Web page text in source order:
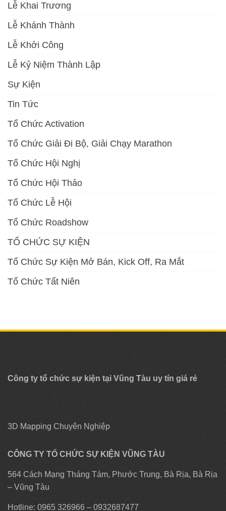
Lễ Khai Trương
Lễ Khánh Thành
Lễ Khởi Công
Lễ Kỷ Niệm Thành Lập
Sự Kiện
Tin Tức
Tổ Chức Activation
Tổ Chức Giải Đi Bộ, Giải Chạy Marathon
Tổ Chức Hội Nghị
Tổ Chức Hội Thảo
Tổ Chức Lễ Hội
Tổ Chức Roadshow
TỔ CHỨC SỰ KIỆN
Tổ Chức Sự Kiện Mở Bán, Kick Off, Ra Mắt
Tổ Chức Tất Niên
Công ty tổ chức sự kiện tại Vũng Tàu uy tín giá rẻ
3D Mapping Chuyên Nghiệp
CÔNG TY TỔ CHỨC SỰ KIỆN VŨNG TÀU
564 Cách Mạng Tháng Tám, Phước Trung, Bà Rịa, Bà Rịa
– Vũng Tàu
Hotline: 0965 326966 – 0932687477